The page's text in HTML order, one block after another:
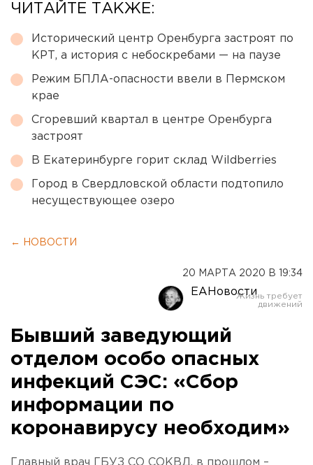
ЧИТАЙТЕ ТАКЖЕ:
Исторический центр Оренбурга застроят по
КРТ, а история с небоскребами — на паузе
Режим БПЛА-опасности ввели в Пермском
крае
Сгоревший квартал в центре Оренбурга
застроят
В Екатеринбурге горит склад Wildberries
Город в Свердловской области подтопило
несуществующее озеро
← НОВОСТИ
20 МАРТА 2020 В 19:34
ЕАНовости
Бывший заведующий
отделом особо опасных
инфекций СЭС: «Сбор
информации по
коронавирусу необходим»
Главный врач ГБУЗ СО СОКВД, в прошлом –